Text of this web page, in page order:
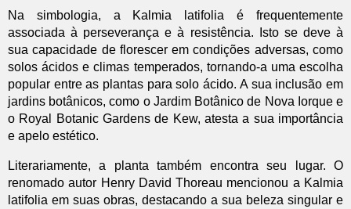
Na simbologia, a Kalmia latifolia é frequentemente
associada à perseverança e à resistência. Isto se deve à
sua capacidade de florescer em condições adversas, como
solos ácidos e climas temperados, tornando-a uma escolha
popular entre as plantas para solo ácido. A sua inclusão em
jardins botânicos, como o Jardim Botânico de Nova Iorque e
o Royal Botanic Gardens de Kew, atesta a sua importância
e apelo estético.
Literariamente, a planta também encontra seu lugar. O
renomado autor Henry David Thoreau mencionou a Kalmia
latifolia em suas obras, destacando a sua beleza singular e